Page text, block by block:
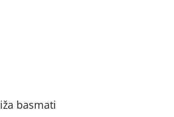
basmati